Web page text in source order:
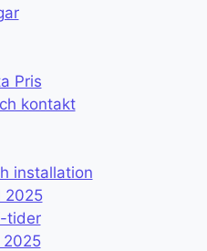
Pris
kontakt
installation
2025
tider
2025